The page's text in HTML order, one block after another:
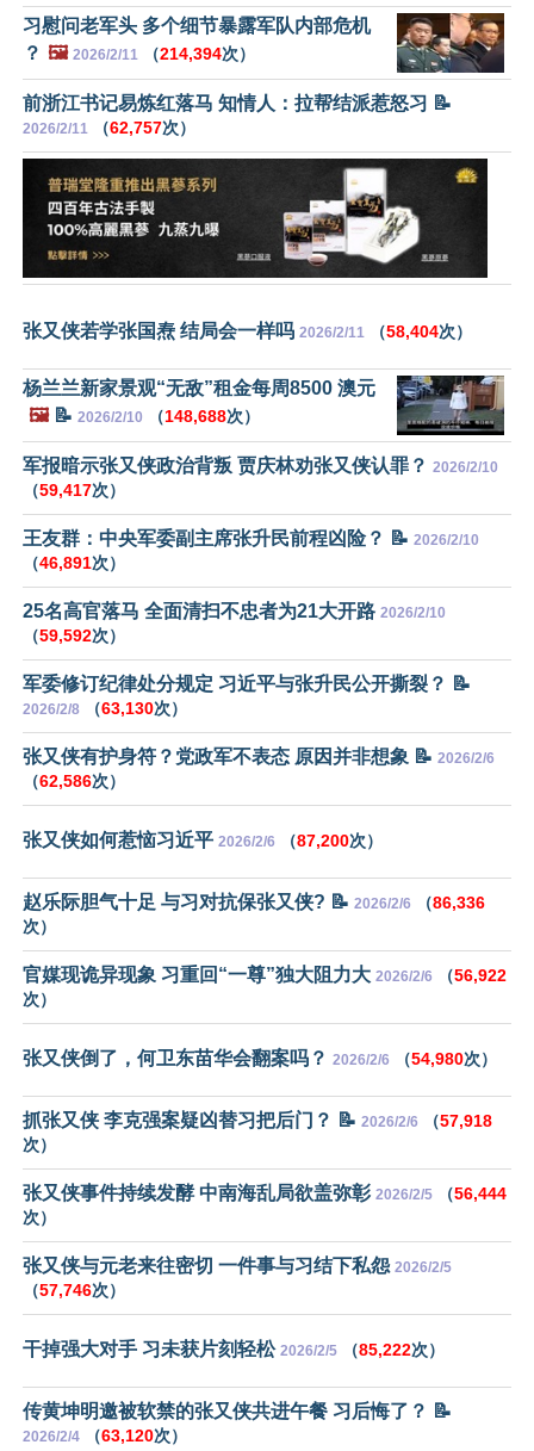
习慰问老军头 多个细节暴露军队内部危机
？ 🖼️ 2026/2/11 （214,394次）
前浙江书记易炼红落马 知情人：拉帮结派惹怒习 📝
2026/2/11 （62,757次）
张又侠若学张国焘 结局会一样吗 2026/2/11 （58,404次）
杨兰兰新家景观“无敌”租金每周8500 澳元
🖼️📝 2026/2/10 （148,688次）
军报暗示张又侠政治背叛 贾庆林劝张又侠认罪？ 2026/2/10
（59,417次）
王友群：中央军委副主席张升民前程凶险？ 📝 2026/2/10
（46,891次）
25名高官落马 全面清扫不忠者为21大开路 2026/2/10
（59,592次）
军委修订纪律处分规定 习近平与张升民公开撕裂？ 📝
2026/2/8 （63,130次）
张又侠有护身符？党政军不表态 原因并非想象 📝 2026/2/6
（62,586次）
张又侠如何惹恼习近平 2026/2/6 （87,200次）
赵乐际胆气十足 与习对抗保张又侠? 📝 2026/2/6 （86,336
次）
官媒现诡异现象 习重回“一尊”独大阻力大 2026/2/6 （56,922
次）
张又侠倒了，何卫东苗华会翻案吗？ 2026/2/6 （54,980次）
抓张又侠 李克强案疑凶替习把后门？ 📝 2026/2/6 （57,918
次）
张又侠事件持续发酵 中南海乱局欲盖弥彰 2026/2/5 （56,444
次）
张又侠与元老来往密切 一件事与习结下私怨 2026/2/5
（57,746次）
干掉强大对手 习未获片刻轻松 2026/2/5 （85,222次）
传黄坤明邀被软禁的张又侠共进午餐 习后悔了？ 📝
2026/2/4 （63,120次）